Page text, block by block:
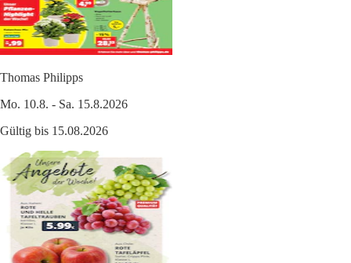
Thomas Philipps
Mo. 10.8. - Sa. 15.8.2026
Gültig bis 15.08.2026